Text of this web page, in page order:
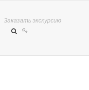
Заказать экскурсию